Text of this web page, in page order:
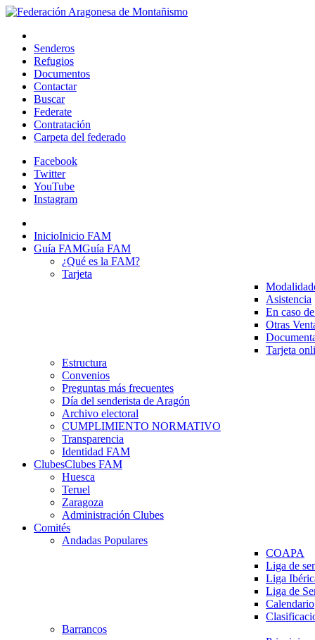
Senderos
Refugios
Documentos
Contactar
Buscar
Federate
Contratación
Carpeta del federado
Facebook
Twitter
YouTube
Instagram
InicioInicio FAM
Guía FAMGuía FAM
¿Qué es la FAM?
Tarjeta
Asistencia
En caso
Otras
Tarjeta
Estructura
Convenios
Preguntas más frecuentes
Día del senderista de Aragón
Archivo electoral
CUMPLIMIENTO NORMATIVO
Transparencia
Identidad FAM
ClubesClubes FAM
Huesca
Teruel
Zaragoza
Administración Clubes
Comités
Andadas Populares
COAPA
Liga de
Liga
Liga de
Calendario
Barrancos